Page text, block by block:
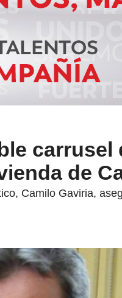
carrusel
de
Camilo Gaviria,